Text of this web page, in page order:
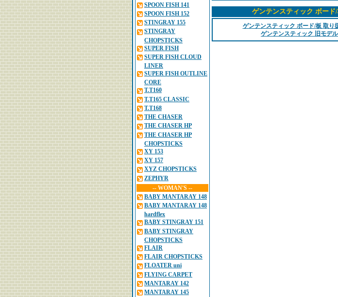
SPOON FISH 141
SPOON FISH 152
STINGRAY 155
STINGRAY
CHOPSTICKS
SUPER FISH
SUPER FISH CLOUD
LINER
SUPER FISH OUTLINE
CORE
T.T160
T.T165 CLASSIC
T.T168
THE CHASER
THE CHASER HP
THE CHASER HP
CHOPSTICKS
XY 153
XY 157
XYZ CHOPSTICKS
ZEPHYR
-- WOMAN'S --
BABY MANTARAY 148
BABY MANTARAY 148
hardflex
BABY STINGRAY 151
BABY STINGRAY
CHOPSTICKS
FLAIR
FLAIR CHOPSTICKS
FLOATER uni
FLYING CARPET
MANTARAY 142
MANTARAY 145
ゲンテンスティック ボー
ゲンテンスティック ボード/板 取り
ゲンテンスティック 旧モデ